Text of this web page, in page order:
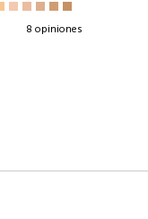
8 opiniones